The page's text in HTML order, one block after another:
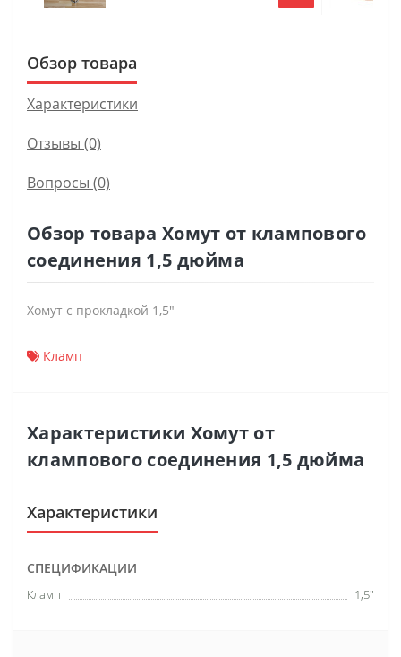
Обзор товара
Характеристики
Отзывы (0)
Вопросы (0)
Обзор товара Хомут от клампового
соединения 1,5 дюйма
Хомут с прокладкой 1,5"
Кламп
Характеристики Хомут от
клампового соединения 1,5 дюйма
Характеристики
СПЕЦИФИКАЦИИ
Кламп 1,5"